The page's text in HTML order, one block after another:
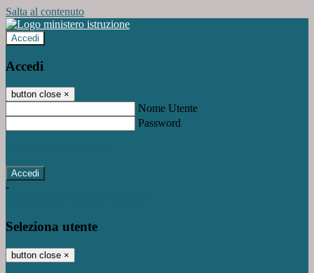
Salta al contenuto
Accedi
Accedi
button close ×
Nome Utente
Password
-
Seleziona utente
button close ×